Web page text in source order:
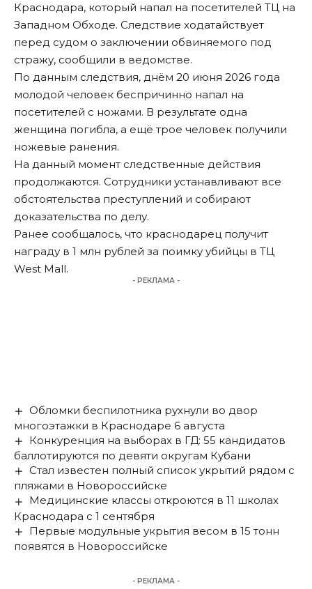
Краснодара, который напал на посетителей ТЦ на
Западном Обходе. Следствие ходатайствует
перед судом о заключении обвиняемого под
стражу, сообщили в ведомстве.
По данным следствия, днём 20 июня 2026 года
молодой человек беспричинно напал на
посетителей с ножами. В результате одна
женщина погибла, а ещё трое человек получили
ножевые ранения.
На данный момент следственные действия
продолжаются. Сотрудники устанавливают все
обстоятельства преступлений и собирают
доказательства по делу.
Ранее сообщалось, что краснодарец получит
награду в 1 млн рублей за поимку убийцы в ТЦ
West Mall.
- РЕКЛАМА -
Обломки беспилотника рухнули во двор
многоэтажки в Краснодаре 6 августа
Конкуренция на выборах в ГД: 55 кандидатов
баллотируются по девяти округам Кубани
Стал известен полный список укрытий рядом с
пляжами в Новороссийске
Медицинские классы откроются в 11 школах
Краснодара с 1 сентября
Первые модульные укрытия весом в 15 тонн
появятся в Новороссийске
- РЕКЛАМА -